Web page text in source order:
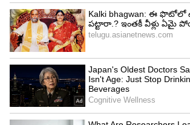
స్పీచ్ అనంతరం ఆరు గ్యారంటీల ఫైలుపై
తొలి సంతకం చేసారు. అలాగే ఎన్నికల
హామీ మేరకు దివ్యాంగురాలు రజనికి
పత్రం అందజేసారు. వేద పండితులతో
చెందినవారు రేవంత్ రెడ్డిని